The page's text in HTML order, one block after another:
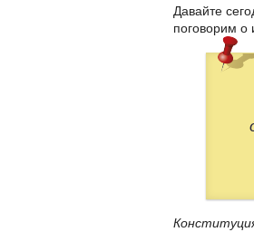
Давайте
поговорим о